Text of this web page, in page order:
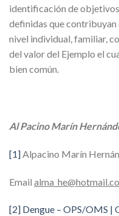
identificación de
definidas que
nivel individual, familiar,
del valor del Ejemplo el
bien común.
Al Pacino Marín
[1]Alpacino Marín
Email
[2] Dengue – OPS/OMS |